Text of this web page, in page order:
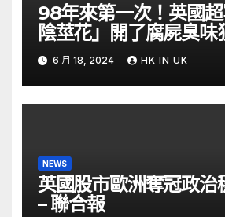
98年來第一次！英國
陰莖花」開了腐屍臭味
ETtoday
6 月 18, 2024 HK IN UK
NEWS
英國股市歐洲奪冠政治
– 聯合報